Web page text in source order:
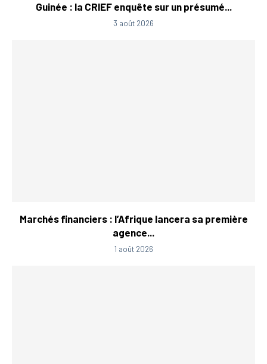
Guinée : la CRIEF enquête sur un présumé...
3 août 2026
Marchés financiers : l’Afrique lancera sa première
agence...
1 août 2026